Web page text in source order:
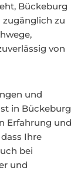
Bückeburg
zu
von
und
in Bückeburg
Erfahrung und
Ihre
bei
und